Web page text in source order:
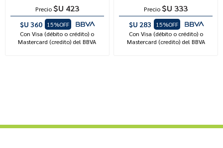
Precio $U 423
$U 360
15%OFF
Con Visa (débito o crédito) o
Mastercard (credito) del BBVA
Precio $U 333
$U 283
15%OFF
Con Visa (débito o crédito) o
Mastercard (credito) del BBVA